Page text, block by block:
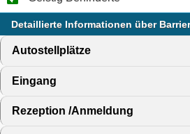
Detaillierte Informationen über
Autostellplätze
Eingang
Rezeption /Anmeldung